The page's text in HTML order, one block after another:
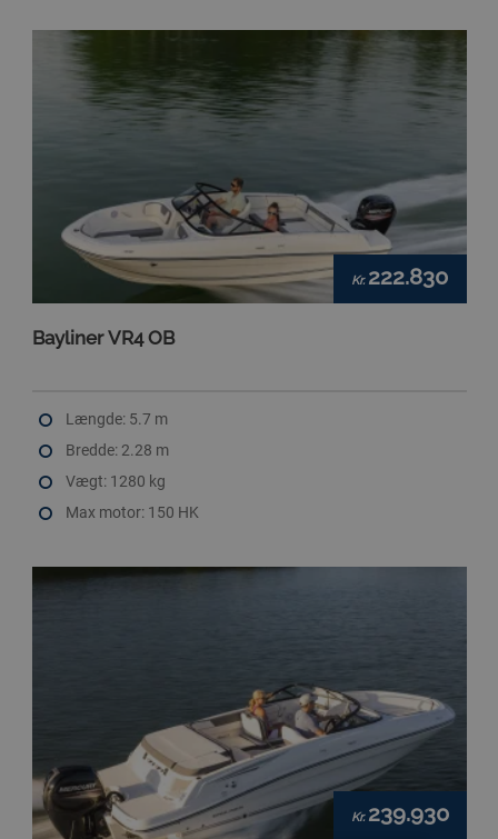
Kr. 222.830
Bayliner VR4 OB
Længde: 5.7 m
Bredde: 2.28 m
Vægt: 1280 kg
Max motor: 150 HK
Kr. 239.930